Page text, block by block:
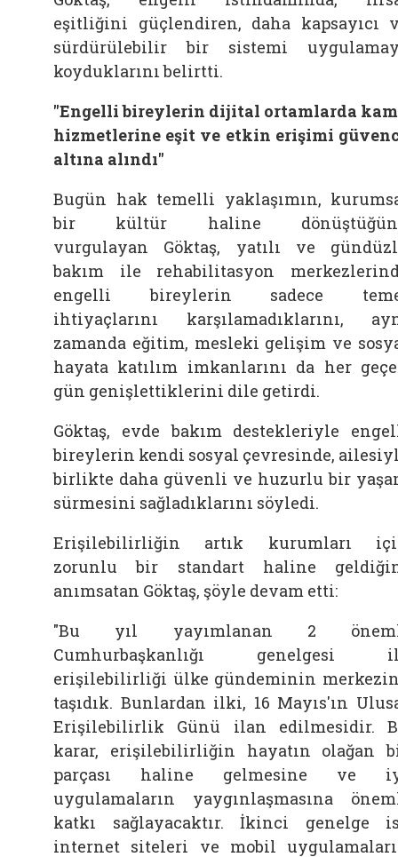
eşitliğini güçlendiren, daha kapsayıcı
sürdürülebilir bir sistemi
koyduklarını belirtti.
"Engelli bireylerin dijital ortamlarda
hizmetlerine eşit ve etkin erişimi
altına alındı"
Bugün hak temelli yaklaşımın,
bir kültür haline
vurgulayan
Göktaş, yatılı ve
bakım ile rehabilitasyon
engelli bireylerin sadece
ihtiyaçlarını karşılamadıklarını,
zamanda eğitim, mesleki gelişim ve
hayata katılım imkanlarını da her
gün genişlettiklerini dile getirdi.
Göktaş, evde bakım destekleriyle
bireylerin kendi sosyal çevresinde,
birlikte daha güvenli ve huzurlu bir
sürmesini sağladıklarını söyledi.
Erişilebilirliğin artık kurumları
zorunlu bir standart haline
anımsatan Göktaş, şöyle devam etti:
"Bu yıl yayımlanan 2
Cumhurbaşkanlığı genelgesi
erişilebilirliği ülke gündeminin
taşıdık. Bunlardan ilki, 16 Mayıs'ın
Erişilebilirlik Günü ilan edilmesidir.
karar, erişilebilirliğin hayatın olağan
parçası haline gelmesine ve
uygulamaların yaygınlaşmasına
katkı sağlayacaktır. İkinci genelge
internet siteleri ve mobil